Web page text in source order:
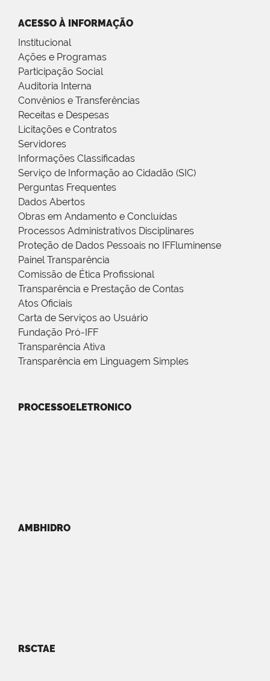
ACESSO À INFORMAÇÃO
Institucional
Ações e Programas
Participação Social
Auditoria Interna
Convênios e Transferências
Receitas e Despesas
Licitações e Contratos
Servidores
Informações Classificadas
Serviço de Informação ao Cidadão (SIC)
Perguntas Frequentes
Dados Abertos
Obras em Andamento e Concluídas
Processos Administrativos Disciplinares
Proteção de Dados Pessoais no IFFluminense
Painel Transparência
Comissão de Ética Profissional
Transparência e Prestação de Contas
Atos Oficiais
Carta de Serviços ao Usuário
Fundação Pró-IFF
Transparência Ativa
Transparência em Linguagem Simples
PROCESSOELETRONICO
AMBHIDRO
RSCTAE